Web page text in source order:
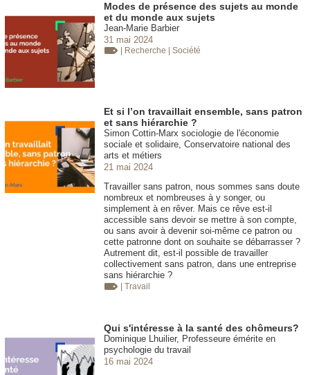
Modes de présence des sujets au monde
et du monde aux sujets
Jean-Marie Barbier
31 mai 2024
| Recherche | Société
Et si l’on travaillait ensemble, sans patron
et sans hiérarchie ?
Simon Cottin-Marx sociologie de l'économie
sociale et solidaire, Conservatoire national des
arts et métiers
21 mai 2024
Travailler sans patron, nous sommes sans doute
nombreux et nombreuses à y songer, ou
simplement à en rêver. Mais ce rêve est-il
accessible sans devoir se mettre à son compte,
ou sans avoir à devenir soi-même ce patron ou
cette patronne dont on souhaite se débarrasser ?
Autrement dit, est-il possible de travailler
collectivement sans patron, dans une entreprise
sans hiérarchie ?
| Travail
Qui s'intéresse à la santé des chômeurs?
Dominique Lhuilier, Professeure émérite en
psychologie du travail
16 mai 2024